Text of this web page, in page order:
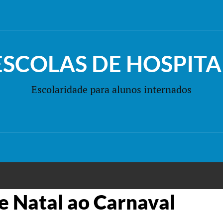
DE
Escolaridade para alunos internados
Natal ao Carnaval